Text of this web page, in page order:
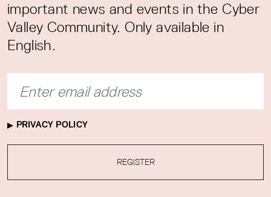
important news and events in the Cyber
Valley Community. Only available in
English.
PRIVACY POLICY
REGISTER